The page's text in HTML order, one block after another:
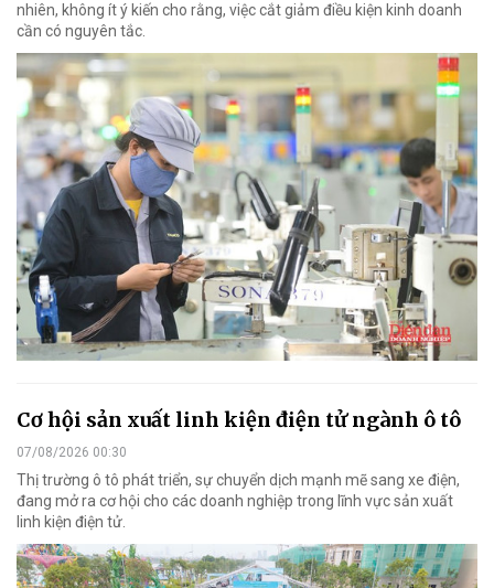
nhiên, không ít ý kiến cho rằng, việc cắt giảm điều kiện kinh doanh
cần có nguyên tắc.
Cơ hội sản xuất linh kiện điện tử ngành ô tô
07/08/2026 00:30
Thị trường ô tô phát triển, sự chuyển dịch mạnh mẽ sang xe điện,
đang mở ra cơ hội cho các doanh nghiệp trong lĩnh vực sản xuất
linh kiện điện tử.